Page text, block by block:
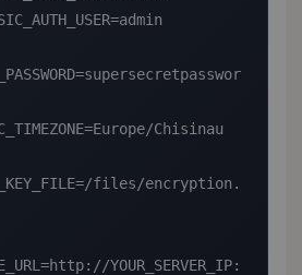
files/encryption.
YOUR_SERVER_IP: